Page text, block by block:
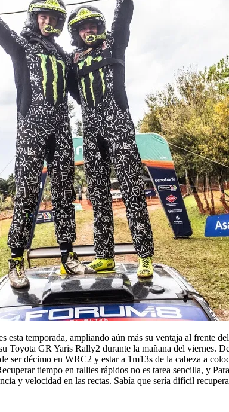
temporada, ampliando aún más su ventaja al frente
GR Yaris Rally2 durante la mañana del viernes.
ser décimo en WRC2 y estar a 1m13s de la cabeza a
tiempo en rallies rápidos no es tarea sencilla, y
y velocidad en las rectas. Sabía que sería difícil